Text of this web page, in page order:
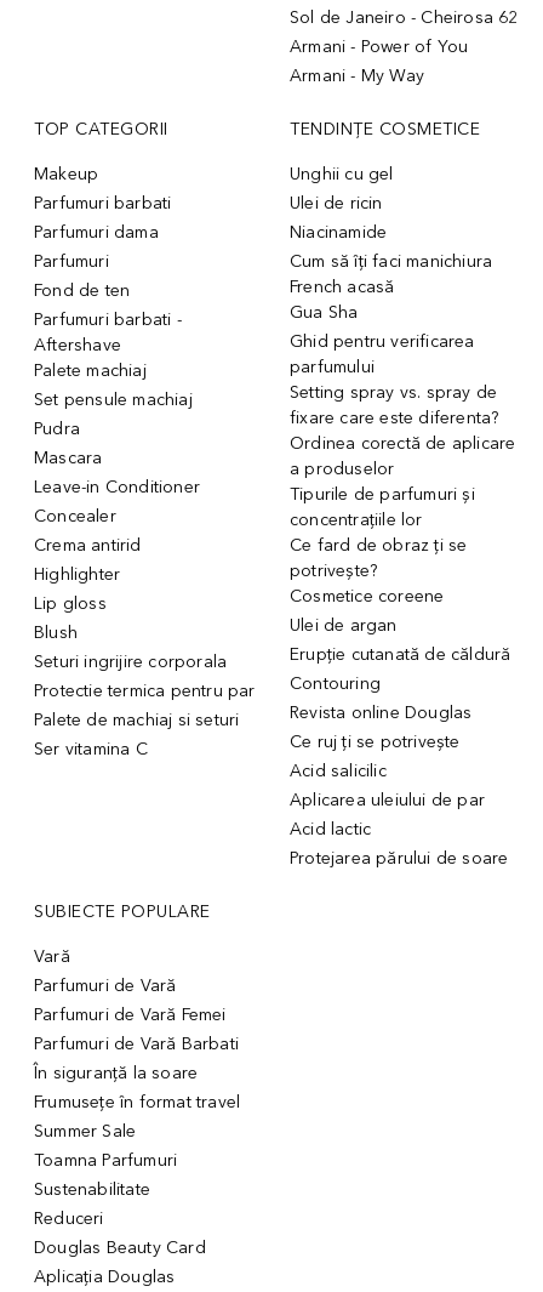
Sol de Janeiro - Cheirosa 62
Armani - Power of You
Armani - My Way
TOP CATEGORII
Makeup
Parfumuri barbati
Parfumuri dama
Parfumuri
Fond de ten
Parfumuri barbati -
Aftershave
Palete machiaj
Set pensule machiaj
Pudra
Mascara
Leave-in Conditioner
Concealer
Crema antirid
Highlighter
Lip gloss
Blush
Seturi ingrijire corporala
Protectie termica pentru par
Palete de machiaj si seturi
Ser vitamina C
TENDINȚE COSMETICE
Unghii cu gel
Ulei de ricin
Niacinamide
Cum să îți faci manichiura
French acasă
Gua Sha
Ghid pentru verificarea
parfumului
Setting spray vs. spray de
fixare care este diferenta?
Ordinea corectă de aplicare
a produselor
Tipurile de parfumuri și
concentrațiile lor
Ce fard de obraz ți se
potrivește?
Cosmetice coreene
Ulei de argan
Erupție cutanată de căldură
Contouring
Revista online Douglas
Ce ruj ți se potrivește
Acid salicilic
Aplicarea uleiului de par
Acid lactic
Protejarea părului de soare
SUBIECTE POPULARE
Vară
Parfumuri de Vară
Parfumuri de Vară Femei
Parfumuri de Vară Barbati
În siguranță la soare
Frumusețe în format travel
Summer Sale
Toamna Parfumuri
Sustenabilitate
Reduceri
Douglas Beauty Card
Aplicația Douglas